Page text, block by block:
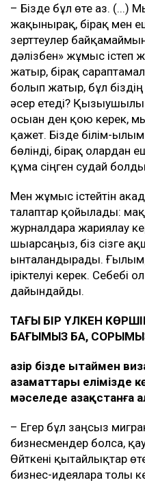
– Бізде бұл өте аз. (...)
жақынырақ, бірақ мен
зерттеулер
дәлізбен» жұмыс істеп
жатыр, бірақ
болып жатыр, бұл
әсер етеді?
осыған ден қою керек,
қажет. Бізде білім-
бөлінді, бірақ олардан
құмға сіңген судай
Мен жұмыс істейтін
талаптар қойылады:
журналдарға жариялау
шығарсаңыз, біз сізге
ынталандырады.
іріктелуі керек. Себебі
дайындайды.
ТАҒЫ БІР ҮЛКЕН
БАҒЫМЫЗ БА,
Қазір бізде Қытаймен
азаматтары елімізде
мәселеде Қазақстанға
– Егер бұл заңсыз
бизнесмендер болса,
Өйткені қытайлықтар
бизнес-идеяларға толы